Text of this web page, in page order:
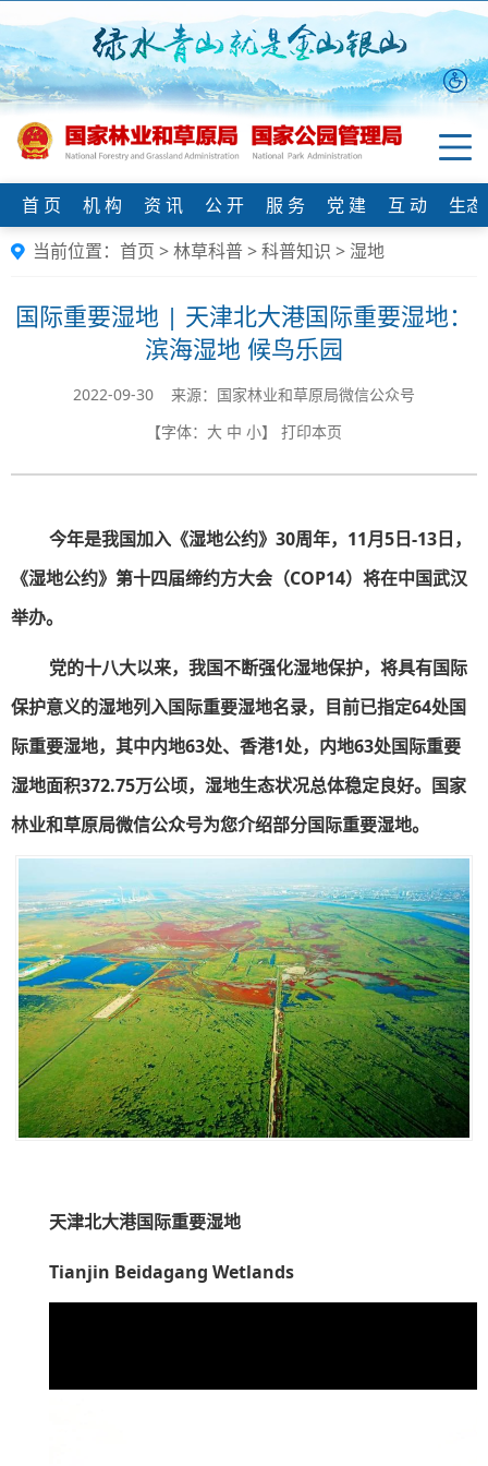
首 页 机 构 资 讯 公 开 服 务 党 建 互 动
生
当前位置： 首页 >林草科普>科普知识 > 湿地
国际重要湿地 | 天津北大港国际重要湿地：
滨海湿地 候鸟乐园
2022-09-30 来源：国家林业和草原局微信公众号
【字体： 大 中 小】 打印本页
今年是我国加入《湿地公约》30周年，11月5日-13日，
《湿地公约》第十四届缔约方大会（COP14）将在中国武汉
举办。
党的十八大以来，我国不断强化湿地保护，将具有国际
保护意义的湿地列入国际重要湿地名录，目前已指定64处国
际重要湿地，其中内地63处、香港1处，内地63处国际重要
湿地面积372.75万公顷，湿地生态状况总体稳定良好。国家
林业和草原局微信公众号为您介绍部分国际重要湿地。
天津北大港国际重要湿地
Tianjin Beidagang Wetlands